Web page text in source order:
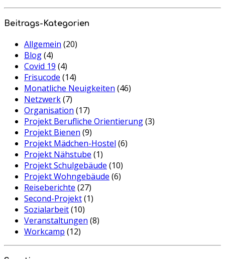
Beitrags-Kategorien
Allgemein (20)
Blog(4)
Covid 19 (4)
Frisucode (14)
Monatliche Neuigkeiten (46)
Netzwerk(7)
Organisation (17)
Projekt Berufliche Orientierung(3)
Projekt Bienen (9)
Projekt Mädchen-Hostel (6)
Projekt Nähstube (1)
Projekt Schulgebäude (10)
Projekt Wohngebäude (6)
Reiseberichte (27)
Second-Projekt(1)
Sozialarbeit(10)
Veranstaltungen (8)
Workcamp (12)